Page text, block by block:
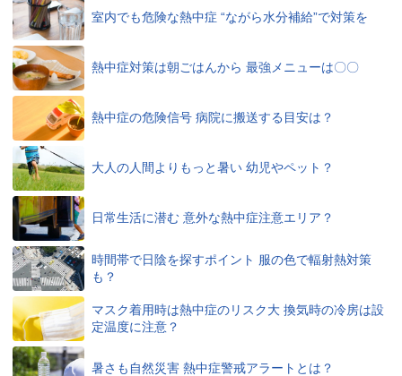
室内でも危険な熱中症 “ながら水分補給”で対策を
熱中症対策は朝ごはんから 最強メニューは〇〇
熱中症の危険信号 病院に搬送する目安は？
大人の人間よりもっと暑い 幼児やペット？
日常生活に潜む 意外な熱中症注意エリア？
時間帯で日陰を探すポイント 服の色で輻射熱対策
も？
マスク着用時は熱中症のリスク大 換気時の冷房は設
定温度に注意？
暑さも自然災害 熱中症警戒アラートとは？